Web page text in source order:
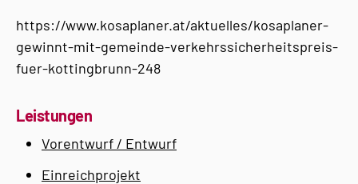
https://www.kosaplaner.at/aktuelles/kosaplaner-
gewinnt-mit-gemeinde-verkehrssicherheitspreis-
fuer-kottingbrunn-248
Leistungen
Vorentwurf / Entwurf
Einreichprojekt